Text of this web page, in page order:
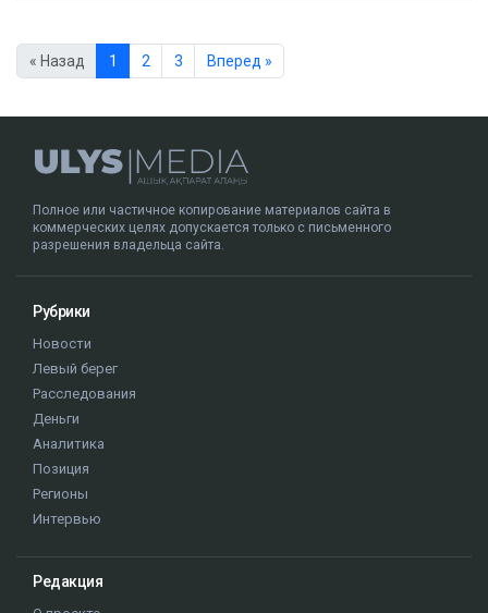
« Назад 1 2 3 Вперед »
Полное или частичное копирование материалов сайта в
коммерческих целях допускается только с письменного
разрешения владельца сайта.
Рубрики
Новости
Левый берег
Расследования
Деньги
Аналитика
Позиция
Регионы
Интервью
Редакция